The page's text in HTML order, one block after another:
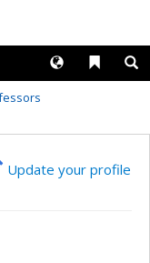
Liens
Langues
Update your profile